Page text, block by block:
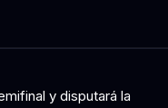
y disputará la